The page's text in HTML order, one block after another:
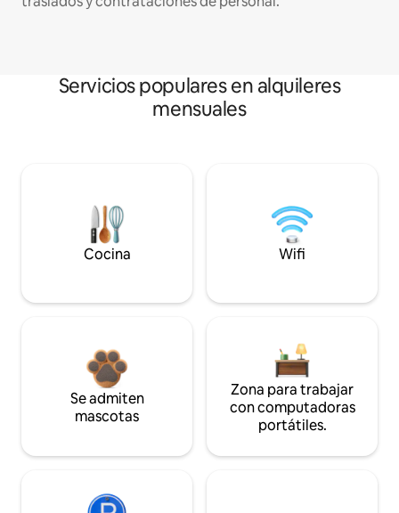
Servicios populares en alquileres
mensuales
Cocina Wifi
Se admiten
mascotas
Zona para trabajar
con computadoras
portátiles.